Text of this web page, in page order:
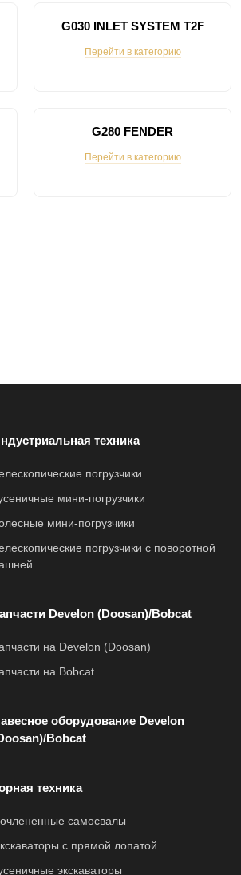
G030 INLET SYSTEM T2F
Перейти в категорию
G280 FENDER
Перейти в категорию
техника
погрузчики
мини-погрузчики
мини-погрузчики
погрузчики с поворотной
Develon (Doosan)/Bobcat
на Develon (Doosan)
на Bobcat
оборудование Develon
Bobcat
техника
самосвалы
с прямой лопатой
экскаваторы